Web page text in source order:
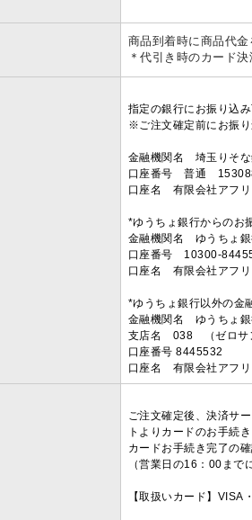
商品到着時に商品代
＊代引き時のカード
指定の銀行にお振り込
※ご注文確定前にお振
金融機関名 埼玉りそ
口座番号 普通
口座名 有限会社アフ
*ゆうちょ銀行からのお
金融機関名 ゆうちょ
口座番号 10300-
口座名 有限会社アフ
*ゆうちょ銀行以外の金
金融機関名 ゆうちょ
支店名 038 （ゼロサ
口座番号 8445532
口座名 有限会社アフ
ご注文確定後、決済サ
トよりカードのお手続
カードお手続き完了の
（営業日の16：00ま
【取扱いカード】